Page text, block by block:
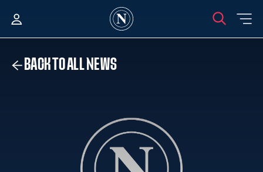
BACK TO ALL NEWS